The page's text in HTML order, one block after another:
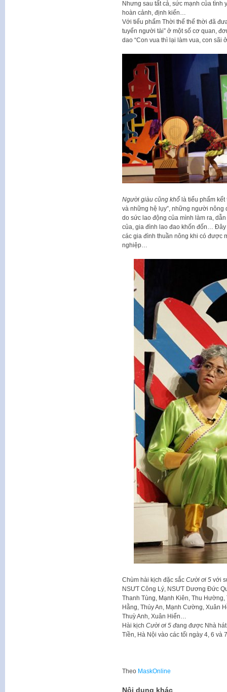
Nhưng sau tất cả, sức mạnh của tình
hoàn cảnh, định kiến…
Với tiểu phẩm Thời thế thế thời đã
tuyển người tài” ở một số cơ quan,
dao “Con vua thì lại làm vua, con sãi
Người giàu cũng khổlà tiểu phẩm kết
và những hệ lụy”, những người nông
do sức lao động của mình làm ra,
của, gia đình lao đao khốn đốn… Đây
các gia đình thuần nông khi có được
nghiệp…
Chùm hài kịch đặc sắc Cười ơi 5với
NSƯT Công Lý, NSƯT Dương Đức
Thanh Tùng, Mạnh Kiên, Thu
Hằng, Thúy An, Mạnh Cường, Xuân
Thuỳ Anh, Xuân Hiển…
Hài kịch Cười ơi 5 đang được Nhà
Tiền, Hà Nội vào các tối ngày 4, 6 và
Theo MaskOnline
Nội dung khác